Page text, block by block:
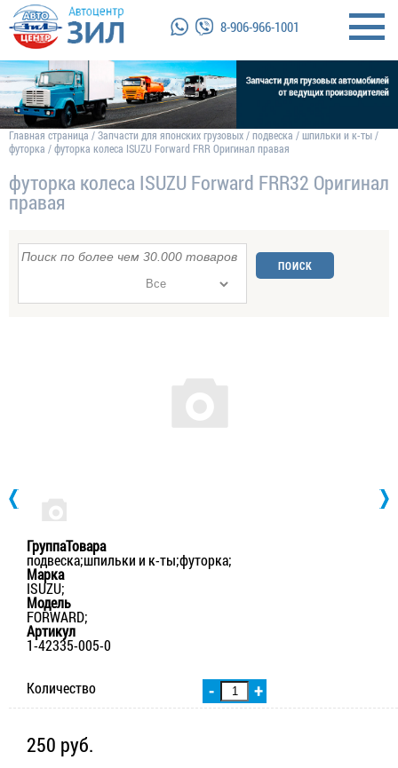
8-906-966-1001
Главная страница /Запчасти для японских грузовых/подвеска /шпильки и к-ты/
футорка /футорка колеса ISUZU Forward FRR Оригинал правая
футорка колеса ISUZU Forward FRR32 Оригинал
правая
ГруппаТовара
подвеска;шпильки и к-ты;футорка;
Марка
ISUZU;
Модель
FORWARD;
Артикул
1-42335-005-0
+
-
Количество
250 руб.